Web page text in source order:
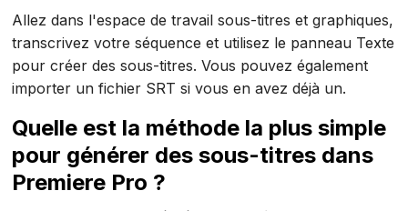
Allez dans l'espace de travail sous-titres et graphiques,
transcrivez votre séquence et utilisez le panneau Texte
pour créer des sous-titres. Vous pouvez également
importer un fichier SRT si vous en avez déjà un.
Quelle est la méthode la plus simple
pour générer des sous-titres dans
Premiere Pro ?